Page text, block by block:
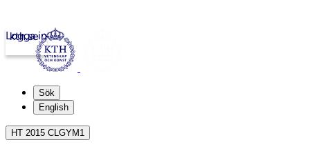
kth.se
Logga in
Sök
English
HT 2015 CLGYM1